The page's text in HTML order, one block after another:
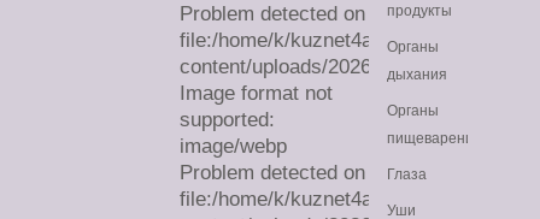
Problem detected on
file:/home/k/kuznet4a/
content/uploads/2026/08/sa.webp
Image format not
supported:
image/webp
Problem detected on
file:/home/k/kuznet4a/
продукты
Органы
дыхания
Органы
пищеварения
Глаза
Уши